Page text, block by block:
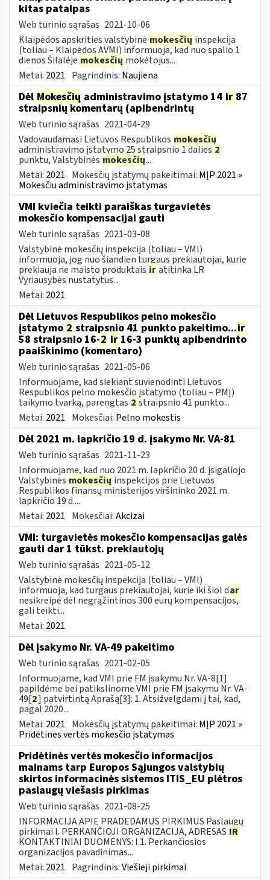
kitas patalpas
Web turinio sąrašas 2021-10-06
Klaipėdos apskrities valstybinė mokesčių inspekcija
(toliau – Klaipėdos AVMI) informuoja, kad nuo spalio 1
dienos Šilalėje mokesčių mokėtojus...
Metai: 2021 Pagrindinis: Naujiena
Dėl Mokesčių administravimo įstatymo 14 ir 87
straipsnių komentarų (apibendrintų
Web turinio sąrašas 2021-04-29
Vadovaudamasi Lietuvos Respublikos mokesčių
administravimo įstatymo 25 straipsnio 1 dalies2
punktu, Valstybinės mokesčių...
Metai: 2021 Mokesčių įstatymų pakeitimai: MĮP 2021 »
Mokesčiu administravimo įstatymas
VMI kviečia teikti paraiškas turgavietės
mokesčio kompensacijai gauti
Web turinio sąrašas 2021-03-08
Valstybinė mokesčių inspekcija (toliau – VMI)
informuoja, jog nuo šiandien turgaus prekiautojai, kurie
prekiauja ne maisto produktais iratitinka LR
Vyriausybės nustatytus...
Metai: 2021
Dėl Lietuvos Respublikos pelno mokesčio
įstatymo 2 straipsnio 41 punkto pakeitimo...ir
58 straipsnio 16-2 ir 16-3 punktų apibendrinto
paaiškinimo (komentaro)
Web turinio sąrašas 2021-05-06
Informuojame, kad siekiant suvienodinti Lietuvos
Respublikos pelno mokesčio įstatymo (toliau – PMĮ)
taikymo tvarką, parengtas 2 straipsnio 41 punkto...
Metai: 2021 Mokesčiai: Pelno mokestis
Dėl 2021 m. lapkričio 19 d. įsakymo Nr. VA-81
Web turinio sąrašas 2021-11-23
Informuojame, kad nuo 2021 m. lapkričio 20 d. įsigaliojo
Valstybinės mokesčių inspekcijos prie Lietuvos
Respublikos finansų ministerijos viršininko 2021 m.
lapkričio 19 d....
Metai: 2021 Mokesčiai:Akcizai
VMI: turgavietės mokesčio kompensacijas galės
gauti dar 1 tūkst. prekiautojų
Web turinio sąrašas 2021-05-12
Valstybinė mokesčių inspekcija (toliau – VMI)
informuoja, kad turgaus prekiautojai, kurie iki šiol dar
nesikreipė dėl negrąžintinos 300 eurų kompensacijos,
gali teikti...
Metai: 2021
Dėl įsakymo Nr. VA-49 pakeitimo
Web turinio sąrašas 2021-02-05
Informuojame, kad VMI prie FM įsakymu Nr. VA-8[1]
papildėme bei patikslinome VMI prie FM įsakymu Nr. VA-
49[2] patvirtintą Aprašą[3]: 1. Atsižvelgdami į tai, kad,
pagal 2020...
Metai: 2021 Mokesčių įstatymų pakeitimai: MĮP 2021 »
Pridėtines vertės mokesčio įstatymas
Pridėtinės vertės mokesčio informacijos
mainams tarp Europos Sąjungos valstybių
skirtos informacinės sistemos ITIS_EU plėtros
paslaugų viešasis pirkimas
Web turinio sąrašas 2021-08-25
INFORMACIJA APIE PRADEDAMUS PIRKIMUS Paslaugų
pirkimai I. PERKANČIOJI ORGANIZACIJA, ADRESAS IR
KONTAKTINIAI DUOMENYS: I.1. Perkančiosios
organizacijos pavadinimas...
Metai: 2021 Pagrindinis:Viešieji pirkimai